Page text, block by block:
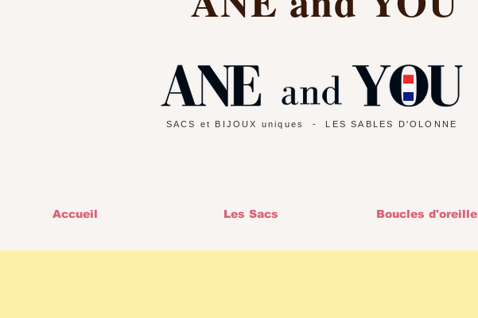
SACS et BIJOUX uniques
- LES SABLES D'OLONNE
Accueil Les Sacs Boucles d'oreille